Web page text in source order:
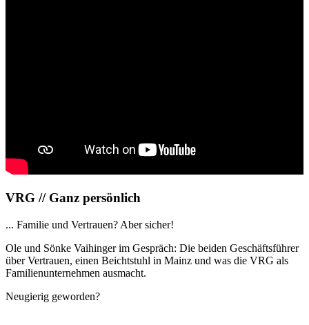
VRG // Ganz persönlich
... Familie und Vertrauen? Aber sicher!
Ole und Sönke Vaihinger im Gespräch: Die beiden Geschäftsführer
über Vertrauen, einen Beichtstuhl in Mainz und was die VRG als
Familienunternehmen ausmacht.
Neugierig geworden?